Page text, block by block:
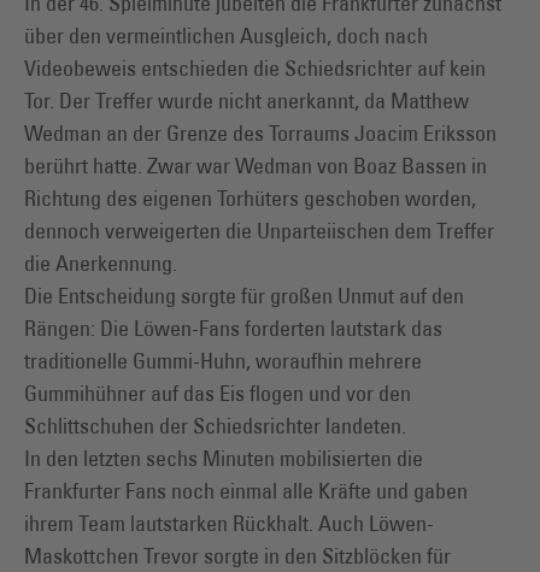
über den vermeintlichen Ausgleich, doch nach
Videobeweis entschieden die Schiedsrichter auf kein
Tor. Der Treffer wurde nicht anerkannt, da Matthew
Wedman an der Grenze des Torraums Joacim Eriksson
berührt hatte. Zwar war Wedman von Boaz Bassen in
Richtung des eigenen Torhüters geschoben worden,
dennoch verweigerten die Unparteiischen dem Treffer
die Anerkennung.
Die Entscheidung sorgte für großen Unmut auf den
Rängen: Die Löwen-Fans forderten lautstark das
traditionelle Gummi-Huhn, woraufhin mehrere
Gummihühner auf das Eis flogen und vor den
Schlittschuhen der Schiedsrichter landeten.
In den letzten sechs Minuten mobilisierten die
Frankfurter Fans noch einmal alle Kräfte und gaben
ihrem Team lautstarken Rückhalt. Auch Löwen-
Maskottchen Trevor sorgte in den Sitzblöcken für